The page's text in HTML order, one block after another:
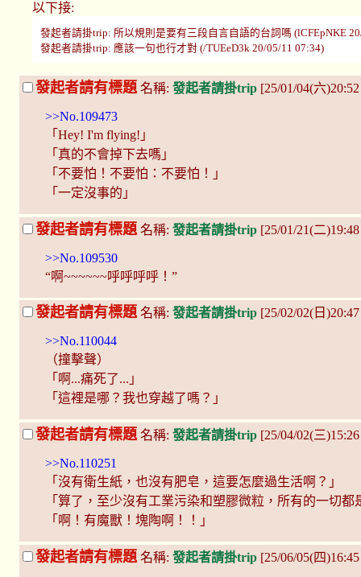
以下接:
發起者請掛trip: 所以規則是要有三段自言自語的台詞嗎 (lCFEpNKE
發起者請掛trip: 應該一句也行才對 (/TUEeD3k 20/05/11 07:34)
發起者請有標題 名稱: 發起者請掛trip [25/01/04(六
>>No.109473
「Hey! I'm flying!」
「真的不會掉下去嗎」
「不要怕！不要怕：不要怕！」
「一定沒事的」
發起者請有標題 名稱: 發起者請掛trip [25/01/21(二
>>No.109530
“啊~~~~~~呼呼呼呼！”
發起者請有標題 名稱: 發起者請掛trip [25/02/02(日
>>No.110044
（撞擊聲）
「啊...痛死了...」
「這裡是哪？我也穿越了嗎？」
發起者請有標題 名稱: 發起者請掛trip [25/04/02(三
>>No.110251
「沒有衛生紙，也沒有肥皂，這要怎麼過生活啊？」
「算了，至少沒有工業污染和塑膠微粒，所有的一切
「啊！有魔獸！塊陶啊！！」
發起者請有標題 名稱: 發起者請掛trip [25/06/05(四